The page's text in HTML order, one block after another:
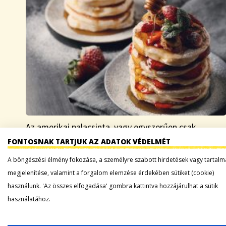
Az amerikai palacsinta, vagy egyszerűen csak
pancake, az amerikai konyha egyik legikonikusabb
étele. Vajjal, juharsziruppal vagy különféle öntetekkel
fogyasztva világszerte népszerűvé vált. De honnan
származik ez a finomság, és miért…
FONTOSNAK TARTJUK AZ ADATOK VÉDELMÉT
A böngészési élmény fokozása, a személyre szabott hirdetések vagy
megjelenítése, valamint a forgalom elemzése érdekében sütiket (cookie)
használunk. 'Az összes elfogadása' gombra kattintva hozzájárulhat a sütik
használatához.